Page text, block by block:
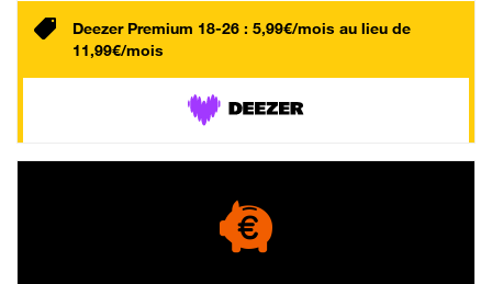
Deezer Premium 18-26 : 5,99€/mois au lieu de
11,99€/mois